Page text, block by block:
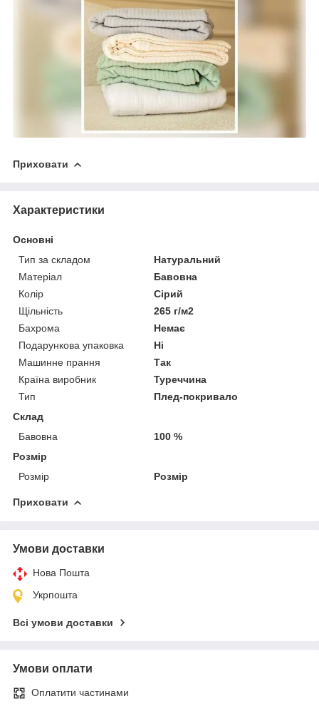
Приховати
Характеристики
Основні
Тип за складом
Натуральний
Матеріал
Бавовна
Колір
Сірий
Щільність
265 г/м2
Бахрома
Немає
Подарункова упаковка
Ні
Машинне прання
Так
Країна виробник
Туреччина
Тип
Плед-покривало
Склад
Бавовна
100 %
Розмір
Розмір
Розмір
Приховати
Умови доставки
Нова Пошта
Укрпошта
Всі умови доставки
Умови оплати
Оплатити частинами